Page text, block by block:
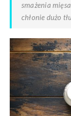
smażenia
chłonie dużo